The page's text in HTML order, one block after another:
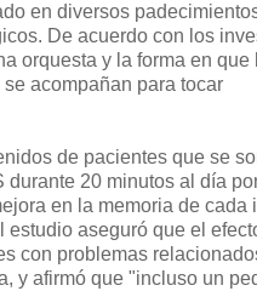
en diversos
De acuerdo con los
orquesta y la forma en que
acompañan para tocar
de pacientes que se
durante 20 minutos al día
en la memoria de cada
estudio aseguró que el
con problemas
y afirmó que "incluso un